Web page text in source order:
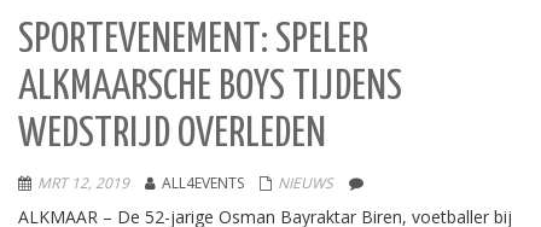
SPORTEVENEMENT: SPELER
ALKMAARSCHE BOYS TIJDENS
WEDSTRIJD OVERLEDEN
MRT 12, 2019 ALL4EVENTS NIEUWS
ALKMAAR – De 52-jarige Osman Bayraktar Biren, voetballer bij